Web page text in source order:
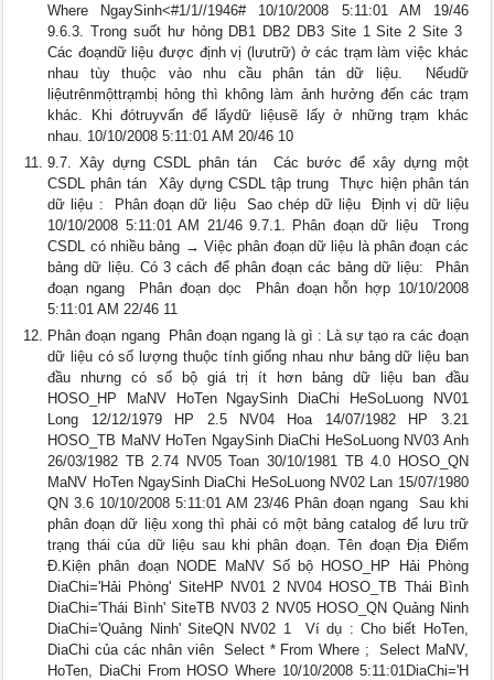
Where NgaySinh<#1/1//1946# 10/10/2008 5:11:01 AM 19/46
9.6.3. Trong suốt hư hỏng DB1 DB2 DB3 Site 1 Site 2 Site 3 
Các đoạndữ liệu được định vị (lưutrữ) ở các trạm làm việc khác
nhau tùy thuộc vào nhu cầu phân tán dữ liệu.  Nếudữ
liệutrênmộttrạmbị hỏng thì không làm ảnh hưởng đến các trạm
khác. Khi đótruyvấn để lấydữ liệusẽ lấy ở những trạm khác
nhau. 10/10/2008 5:11:01 AM 20/46 10
9.7. Xây dựng CSDL phân tán  Các bước để xây dựng một
CSDL phân tán  Xây dựng CSDL tập trung  Thực hiện phân tán
dữ liệu :  Phân đoạn dữ liệu  Sao chép dữ liệu  Định vị dữ liệu
10/10/2008 5:11:01 AM 21/46 9.7.1. Phân đoạn dữ liệu  Trong
CSDL có nhiều bảng → Việc phân đoạn dữ liệu là phân đoạn các
bảng dữ liệu. Có 3 cách để phân đoạn các bảng dữ liệu:  Phân
đoạn ngang  Phân đoạn dọc  Phân đoạn hỗn hợp 10/10/2008
5:11:01 AM 22/46 11
Phân đoạn ngang  Phân đoạn ngang là gì : Là sự tạo ra các đoạn
dữ liệu có số lượng thuộc tính giống nhau như bảng dữ liệu ban
đầu nhưng có số bộ giá trị ít hơn bảng dữ liệu ban đầu
HOSO_HP MaNV HoTen NgaySinh DiaChi HeSoLuong NV01
Long 12/12/1979 HP 2.5 NV04 Hoa 14/07/1982 HP 3.21
HOSO_TB MaNV HoTen NgaySinh DiaChi HeSoLuong NV03 Anh
26/03/1982 TB 2.74 NV05 Toan 30/10/1981 TB 4.0 HOSO_QN
MaNV HoTen NgaySinh DiaChi HeSoLuong NV02 Lan 15/07/1980
QN 3.6 10/10/2008 5:11:01 AM 23/46 Phân đoạn ngang  Sau khi
phân đoạn dữ liệu xong thì phải có một bảng catalog để lưu trữ
trạng thái của dữ liệu sau khi phân đoạn. Tên đoạn Địa Điểm
Đ.Kiện phân đoạn NODE MaNV Số bộ HOSO_HP Hải Phòng
DiaChi='Hải Phòng' SiteHP NV01 2 NV04 HOSO_TB Thái Bình
DiaChi='Thái Bình' SiteTB NV03 2 NV05 HOSO_QN Quảng Ninh
DiaChi='Quảng Ninh' SiteQN NV02 1  Ví dụ : Cho biết HoTen,
DiaChi của các nhân viên  Select * From Where ;  Select MaNV,
HoTen, DiaChi From HOSO Where 10/10/2008 5:11:01DiaChi='H